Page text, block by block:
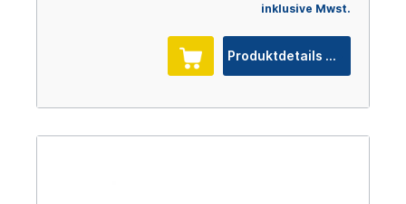
inklusive Mwst.
Produktdetails